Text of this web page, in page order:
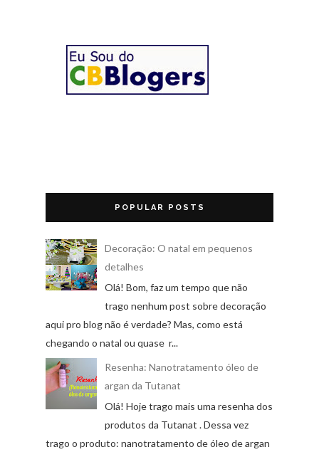
POPULAR POSTS
Decoração: O natal em pequenos
detalhes
Olá! Bom, faz um tempo que não
trago nenhum post sobre decoração
aqui pro blog não é verdade? Mas, como está
chegando o natal ou quase r...
Resenha: Nanotratamento óleo de
argan da Tutanat
Olá! Hoje trago mais uma resenha dos
produtos da Tutanat . Dessa vez
trago o produto: nanotratamento de óleo de argan